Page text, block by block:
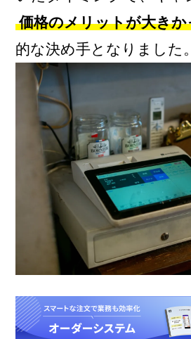
価格のメリットが大きか
的な決め手となりました。